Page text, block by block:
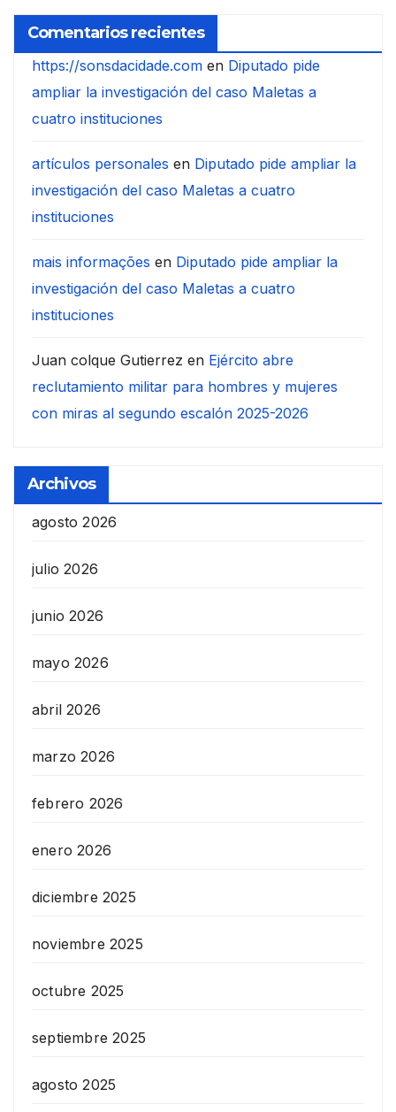
Comentarios recientes
https://sonsdacidade.com en Diputado pide
ampliar la investigación del caso Maletas a
cuatro instituciones
artículos personales en Diputado pide ampliar la
investigación del caso Maletas a cuatro
instituciones
mais informações en Diputado pide ampliar la
investigación del caso Maletas a cuatro
instituciones
Juan colque Gutierrez en Ejército abre
reclutamiento militar para hombres y mujeres
con miras al segundo escalón 2025-2026
Archivos
agosto 2026
julio 2026
junio 2026
mayo 2026
abril 2026
marzo 2026
febrero 2026
enero 2026
diciembre 2025
noviembre 2025
octubre 2025
septiembre 2025
agosto 2025